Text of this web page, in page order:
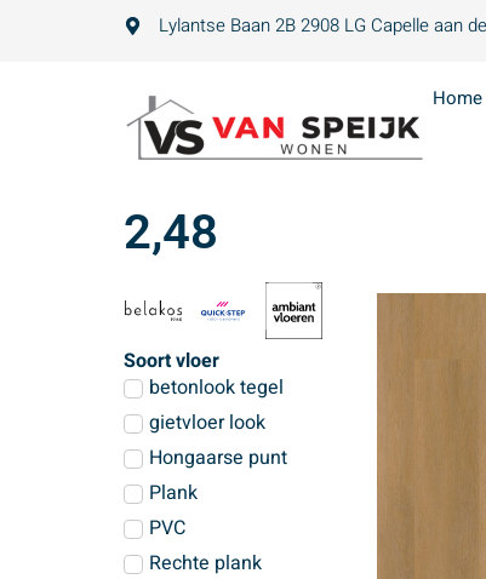
Lylantse Baan 2B 2908 LG Capelle aan
Home
2,48
Soort vloer
betonlook tegel
gietvloer look
Hongaarse punt
Plank
PVC
Rechte plank